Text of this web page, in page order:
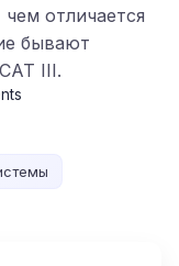
отличается
бывают
III.